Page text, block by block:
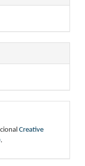
Creative
.